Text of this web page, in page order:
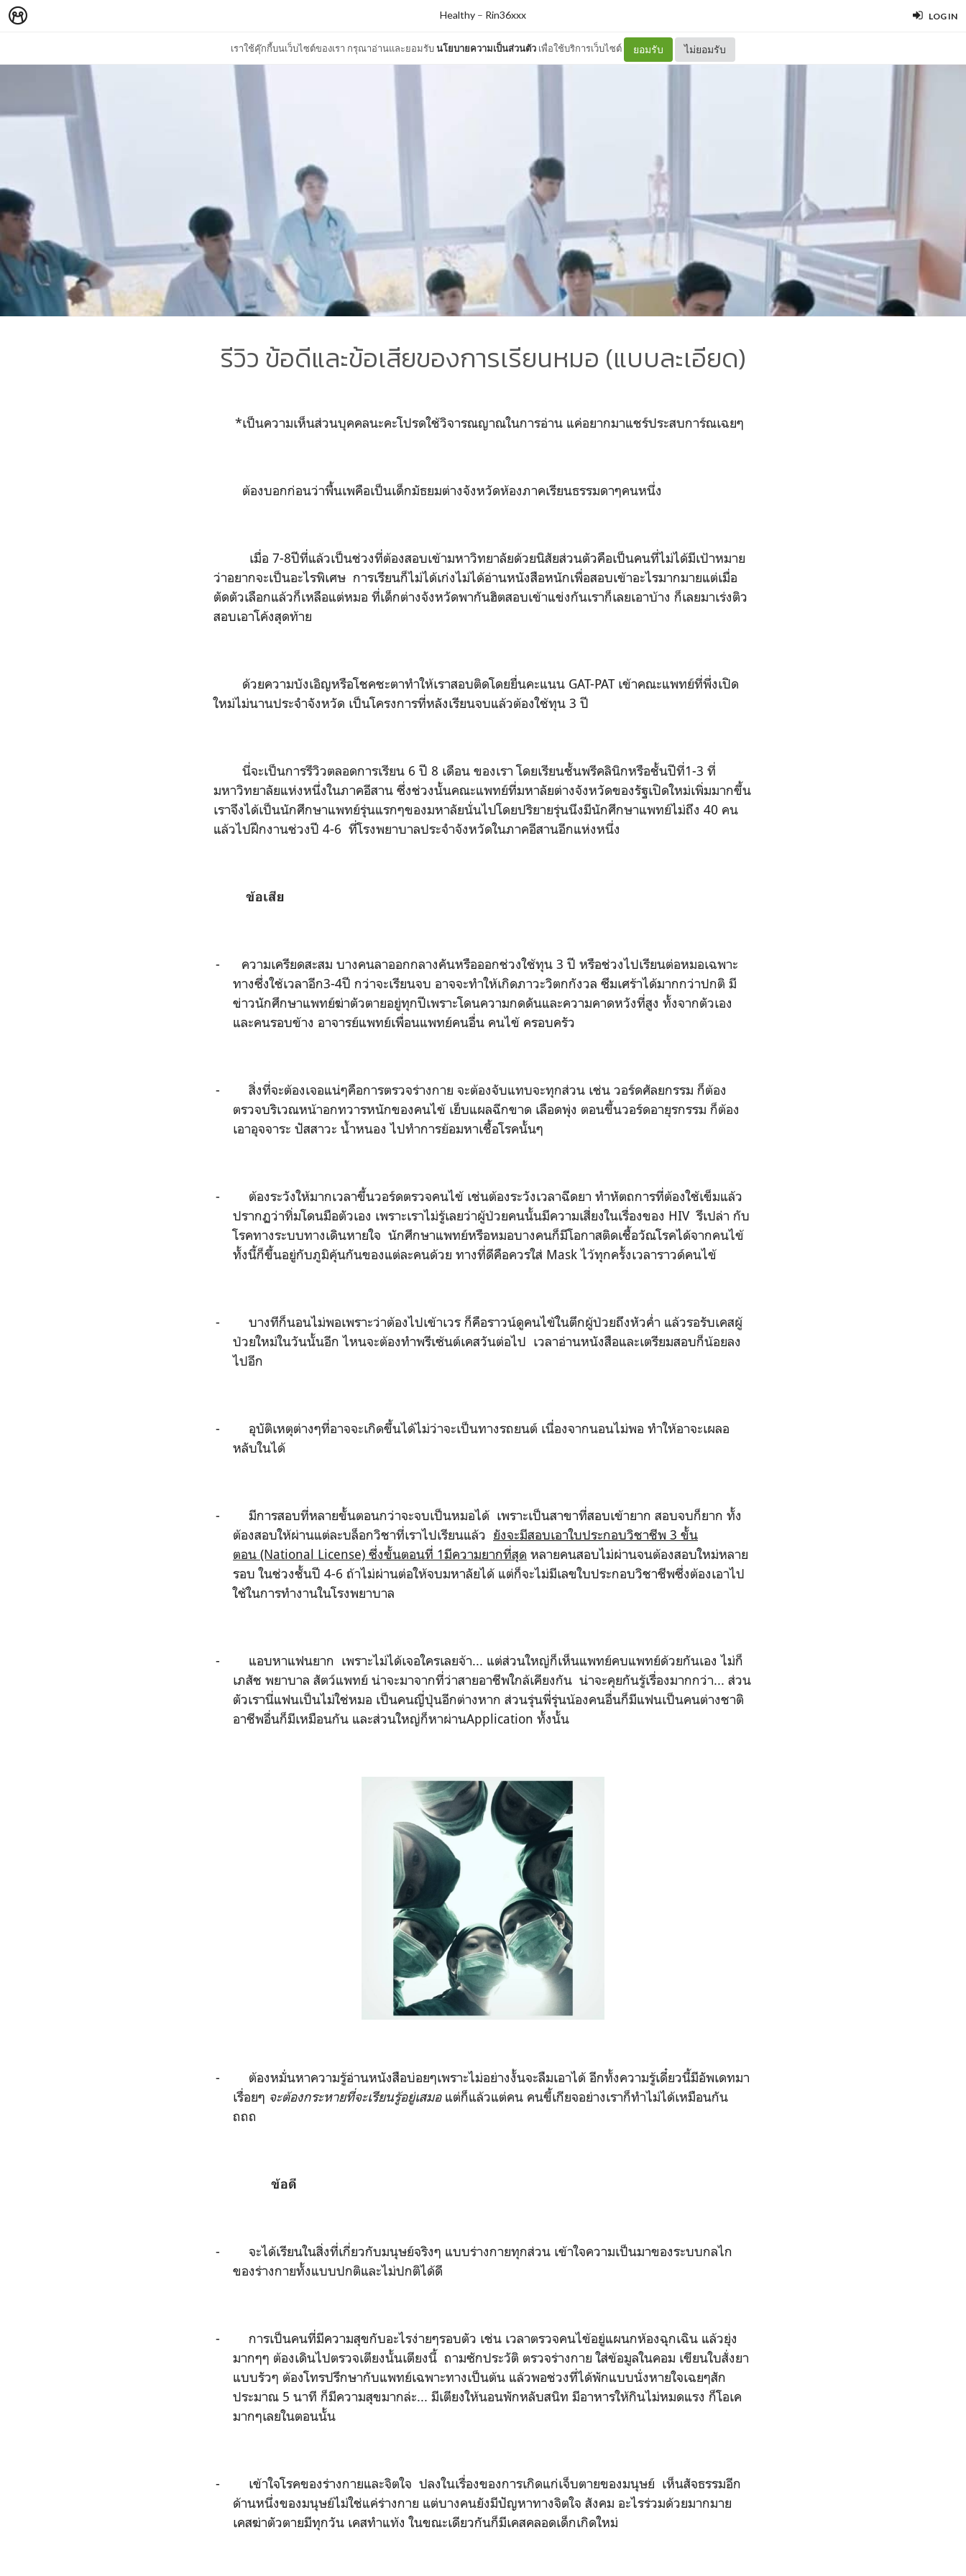
LOG IN
เราใช้คุ๊กกี้บนเว็บไซต์ของเรา กรุณาอ่านและยอมรับนโยบายความเป็นส่วนตัว เพื่อใช้บริการเว็บไซต์ ยอมรับ ไม่ยอมรับ
Healthy – Rin36xxx
รีวิว ข้อดีและข้อเสียของการเรียนหมอ (แบบละเอียด)
*เป็นความเห็นส่วนบุคคลนะคะโปรดใช้วิจารณญาณในการอ่าน แค่อยากมาแชร์ประสบการ์ณเฉยๆ
ต้องบอกก่อนว่าพื้นเพคือเป็นเด็กมัธยมต่างจังหวัดห้องภาคเรียนธรรมดาๆคนหนึ่ง
เมื่อ 7-8ปีที่แล้วเป็นช่วงที่ต้องสอบเข้ามหาวิทยาลัยด้วยนิสัยส่วนตัวคือเป็นคนที่ไม่ได้มีเป้าหมาย
ว่าอยากจะเป็นอะไรพิเศษ การเรียนก็ไม่ได้เก่งไม่ได้อ่านหนังสือหนักเพื่อสอบเข้าอะไรมากมายแต่เมื่อ
ตัดตัวเลือกแล้วก็เหลือแต่หมอ ที่เด็กต่างจังหวัดพากันฮิตสอบเข้าแข่งกันเราก็เลยเอาบ้าง ก็เลยมาเร่งติว
สอบเอาโค้งสุดท้าย
ด้วยความบังเอิญหรือโชคชะตาทำให้เราสอบติดโดยยื่นคะแนน GAT-PAT เข้าคณะแพทย์ที่พึ่งเปิด
ใหม่ไม่นานประจำจังหวัด เป็นโครงการที่หลังเรียนจบแล้วต้องใช้ทุน 3 ปี
นี่จะเป็นการรีวิวตลอดการเรียน 6 ปี 8 เดือน ของเรา โดยเรียนชั้นพรีคลินิกหรือชั้นปีที่1-3 ที่
มหาวิทยาลัยแห่งหนึ่งในภาคอีสาน ซึ่งช่วงนั้นคณะแพทย์ที่มหาลัยต่างจังหวัดของรัฐเปิดใหม่เพิ่มมากขึ้น
เราจึงได้เป็นนักศึกษาแพทย์รุ่นแรกๆของมหาลัยนั่นไปโดยปริยายรุ่นนึงมีนักศึกษาแพทย์ไม่ถึง 40 คน
แล้วไปฝึกงานช่วงปี 4-6 ที่โรงพยาบาลประจำจังหวัดในภาคอีสานอีกแห่งหนึ่ง
ข้อเสีย
- ความเครียดสะสม บางคนลาออกกลางคันหรือออกช่วงใช้ทุน 3 ปี หรือช่วงไปเรียนต่อหมอเฉพาะ
ทางซึ่งใช้เวลาอีก3-4ปี กว่าจะเรียนจบ อาจจะทำให้เกิดภาวะวิตกกังวล ซึมเศร้าได้มากกว่าปกติ มี
ข่าวนักศึกษาแพทย์ฆ่าตัวตายอยู่ทุกปีเพราะโดนความกดดันและความคาดหวังที่สูง ทั้งจากตัวเอง
และคนรอบข้าง อาจารย์แพทย์เพื่อนแพทย์คนอื่น คนไข้ ครอบครัว
-
สิ่งที่จะต้องเจอแน่ๆคือการตรวจร่างกาย จะต้องจับแทบจะทุกส่วน เช่น วอร์ดศัลยกรรม ก็ต้อง
ตรวจบริเวณหน้าอกทวารหนักของคนไข้ เย็บแผลฉีกขาด เลือดพุ่ง ตอนขึ้นวอร์ดอายุรกรรม ก็ต้อง
เอาอุจจาระ ปัสสาวะ น้ำหนอง ไปทำการย้อมหาเชื้อโรคนั้นๆ
-
ต้องระวังให้มากเวลาขึ้นวอร์ดตรวจคนไข้ เช่นต้องระวังเวลาฉีดยา ทำหัตถการที่ต้องใช้เข็มแล้ว
ปรากฏว่าทิ่มโดนมือตัวเอง เพราะเราไม่รู้เลยว่าผู้ป่วยคนนั้นมีความเสี่ยงในเรื่องของ HIVรึเปล่า กับ
โรคทางระบบทางเดินหายใจ นักศึกษาแพทย์หรือหมอบางคนก็มีโอกาสติดเชื้อวัณโรคได้จากคนไข้
ทั้งนี้ก็ขึ้นอยู่กับภูมิคุ้นกันของแต่ละคนด้วย ทางที่ดีคือควรใส่ Mask ไว้ทุกครั้งเวลาราวด์คนไข้
-
บางทีก็นอนไม่พอเพราะว่าต้องไปเข้าเวร ก็คือราวน์ดูคนไข้ในตึกผู้ป่วยถึงหัวค่ำ แล้วรอรับเคสผู้
ป่วยใหม่ในวันนั้นอีก ไหนจะต้องทำพรีเซ้นต์เคสวันต่อไป เวลาอ่านหนังสือและเตรียมสอบก็น้อยลง
ไปอีก
- อุบัติเหตุต่างๆที่อาจจะเกิดขึ้นได้ไม่ว่าจะเป็นทางรถยนต์ เนื่องจากนอนไม่พอ ทำให้อาจะเผลอ
หลับในได้
- มีการสอบที่หลายขั้นตอนกว่าจะจบเป็นหมอได้ เพราะเป็นสาขาที่สอบเข้ายาก สอบจบก็ยาก ทั้ง
ต้องสอบให้ผ่านแต่ละบล็อกวิชาที่เราไปเรียนแล้ว ยังจะมีสอบเอาใบประกอบวิชาชีพ 3 ขั้น
ตอน (National License) ซึ่งขั้นตอนที่ 1มีความยากที่สุด หลายคนสอบไม่ผ่านจนต้องสอบใหม่หลาย
รอบ ในช่วงชั้นปี 4-6 ถ้าไม่ผ่านต่อให้จบมหาลัยได้ แต่ก็จะไม่มีเลขใบประกอบวิชาชีพซึ่งต้องเอาไป
ใช้ในการทำงานในโรงพยาบาล
-
แอบหาแฟนยาก เพราะไม่ได้เจอใครเลยจ้า... แต่ส่วนใหญ่ก็เห็นแพทย์คบแพทย์ด้วยกันเอง ไม่ก็
เภสัช พยาบาล สัตว์แพทย์ น่าจะมาจากที่ว่าสายอาชีพใกล้เคียงกัน น่าจะคุยกันรู้เรื่องมากกว่า... ส่วน
ตัวเรานี่แฟนเป็นไม่ใช่หมอ เป็นคนญี่ปุ่นอีกต่างหาก ส่วนรุ่นพี่รุ่นน้องคนอื่นก็มีแฟนเป็นคนต่างชาติ
อาชีพอื่นก็มีเหมือนกัน และส่วนใหญ่ก็หาผ่านApplication ทั้งนั้น
-
ต้องหมั่นหาความรู้อ่านหนังสือบ่อยๆเพราะไม่อย่างงั้นจะลืมเอาได้ อีกทั้งความรู้เดี๋ยวนี้มีอัพเดทมา
เรื่อยๆ จะต้องกระหายที่จะเรียนรู้อยู่เสมอ แต่ก็แล้วแต่คน คนขี้เกียจอย่างเราก็ทำไม่ได้เหมือนกัน
ถถถ
ข้อดี
-
จะได้เรียนในสิ่งที่เกี่ยวกับมนุษย์จริงๆ แบบร่างกายทุกส่วน เข้าใจความเป็นมาของระบบกลไก
ของร่างกายทั้งแบบปกติและไม่ปกติได้ดี
-
การเป็นคนที่มีความสุขกับอะไรง่ายๆรอบตัว เช่น เวลาตรวจคนไข้อยู่แผนกห้องฉุกเฉิน แล้วยุ่ง
มากๆๆ ต้องเดินไปตรวจเตียงนั้นเตียงนี้ ถามซักประวัติ ตรวจร่างกาย ใส่ข้อมูลในคอม เขียนใบสั่งยา
แบบรัวๆ ต้องโทรปรึกษากับแพทย์เฉพาะทางเป็นต้น แล้วพอช่วงที่ได้พักแบบนั่งหายใจเฉยๆสัก
ประมาณ 5 นาที ก็มีความสุขมากล่ะ... มีเตียงให้นอนพักหลับสนิท มีอาหารให้กินไม่หมดแรง ก็โอเค
มากๆเลยในตอนนั้น
- เข้าใจโรคของร่างกายและจิตใจ ปลงในเรื่องของการเกิดแก่เจ็บตายของมนุษย์ เห็นสัจธรรมอีก
ด้านหนึ่งของมนุษย์ไม่ใช่แค่ร่างกาย แต่บางคนยังมีปัญหาทางจิตใจ สังคม อะไรร่วมด้วยมากมาย
เคสฆ่าตัวตายมีทุกวัน เคสทำแท้ง ในขณะเดียวกันก็มีเคสคลอดเด็กเกิดใหม่